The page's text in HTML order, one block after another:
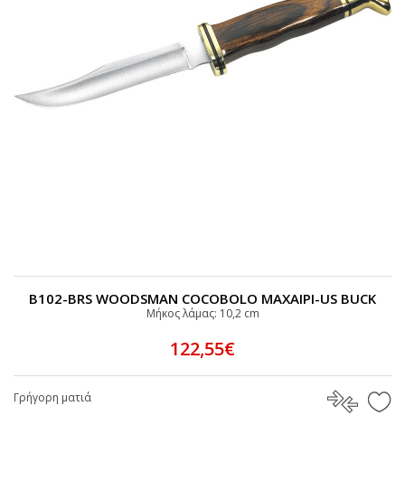
B102-BRS WOODSMAN COCOBOLO MAXAIPI-US BUCK
Μήκος λάμας: 10,2 cm
122,55€
Γρήγορη ματιά